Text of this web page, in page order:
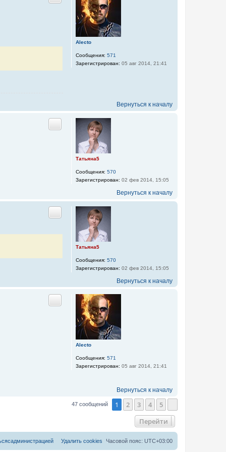
Alecto
Сообщения: 571
Зарегистрирован: 05 авг 2014, 21:41
Вернуться к началу
Татьяна5
Сообщения: 570
Зарегистрирован: 02 фев 2014, 15:05
Цитата
Вернуться к началу
Татьяна5
Сообщения: 570
Зарегистрирован: 02 фев 2014, 15:05
Цитата
Вернуться к началу
Alecto
Сообщения: 571
Зарегистрирован: 05 авг 2014, 21:41
Цитата
Вернуться к началу
47 сообщений 1 2 3 4 5 След.
Перейти
Часовой пояс: UTC+03:00
Удалить cookies
сясадминистрацией